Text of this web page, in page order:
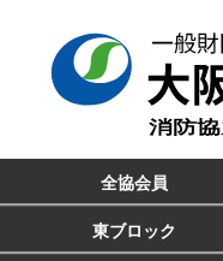
全協会員
東ブロック